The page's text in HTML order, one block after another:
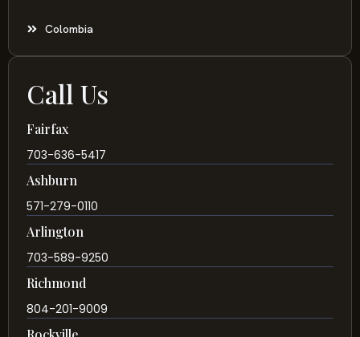
Colombia
Call Us
Fairfax
703-636-5417
Ashburn
571-279-0110
Arlington
703-589-9250
Richmond
804-201-9009